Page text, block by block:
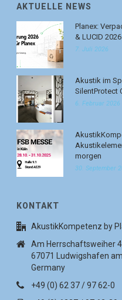
AKTUELLE NEWS
Planex:
& LUCID 2026
7. Juli 2026
Akustik im
SilentProtect
6. Februar 2026
morgen
30. September
KONTAKT
AkustikKompetenz by
Am Herrschaftsweiher
67071 Ludwigshafen
Germany
+49 (0) 62 37 / 97 62-0